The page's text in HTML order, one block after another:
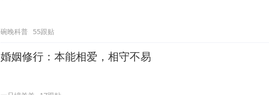
碗晚科普 55跟贴
婚姻修行：本能相爱，相守不易